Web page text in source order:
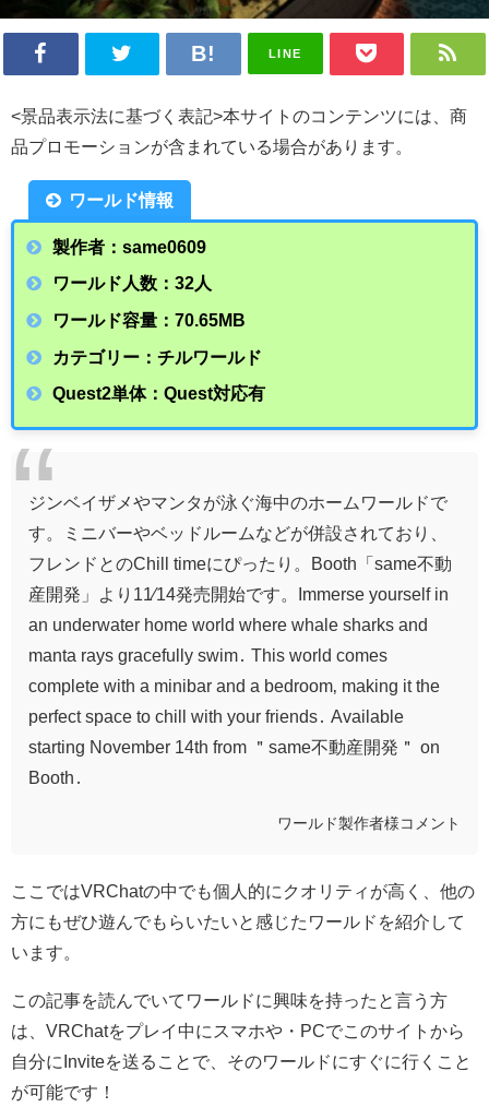
LINE
<景品表示法に基づく表記>本サイトのコンテンツには、商
品プロモーションが含まれている場合があります。
ワールド情報
製作者：same0609
ワールド人数：32人
ワールド容量：70.65MB
カテゴリー：チルワールド
Quest2単体：Quest対応有
ジンベイザメやマンタが泳ぐ海中のホームワールドで
す。ミニバーやベッドルームなどが併設されており、
フレンドとのChill timeにぴったり。Booth「same不動
産開発」より11⁄14発売開始です。Immerse yourself in
an underwater home world where whale sharks and
manta rays gracefully swim․ This world comes
complete with a minibar and a bedroom‚ making it the
perfect space to chill with your friends․ Available
starting November 14th from ＂same不動産開発＂ on
Booth․
ワールド製作者様コメント
ここではVRChatの中でも個人的にクオリティが高く、他の
方にもぜひ遊んでもらいたいと感じたワールドを紹介して
います。
この記事を読んでいてワールドに興味を持ったと言う方
は、VRChatをプレイ中にスマホや・ PCでこのサイトから
自分に Inviteを送ることで、そのワールドにすぐに行くこと
が可能です！